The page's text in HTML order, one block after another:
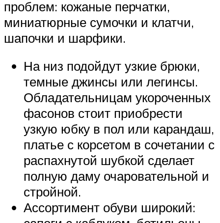
проблем: кожаные перчатки,
миниатюрные сумочки и клатчи,
шапочки и шарфики.
На низ подойдут узкие брюки,
темные джинсы или легинсы.
Обладательницам укороченных
фасонов стоит приобрести
узкую юбку в пол или карандаш,
платье с корсетом в сочетании с
распахнутой шубкой сделает
полную даму очаровательной и
стройной.
Ассортимент обуви широкий: